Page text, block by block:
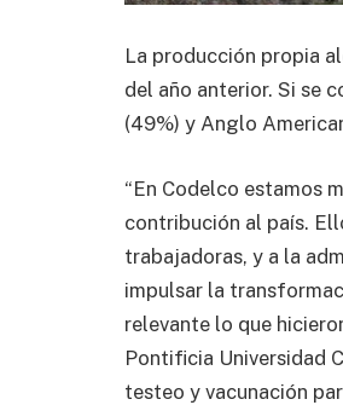
La producción propia
del año anterior. Si se
(49%) y Anglo
“En Codelco estamos
contribución al país.
trabajadoras, y a la
impulsar la
relevante lo que
Pontificia Universidad
testeo y vacunación